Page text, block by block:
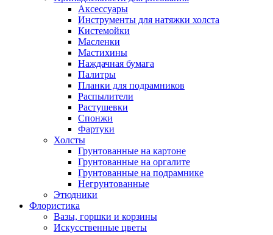
Аксессуары
Инструменты для натяжки холста
Кистемойки
Масленки
Мастихины
Наждачная бумага
Палитры
Планки для подрамников
Распылители
Растушевки
Спонжи
Фартуки
Холсты
Грунтованные на картоне
Грунтованные на оргалите
Грунтованные на подрамнике
Негрунтованные
Этюдники
Флористика
Вазы, горшки и корзины
Искусственные цветы